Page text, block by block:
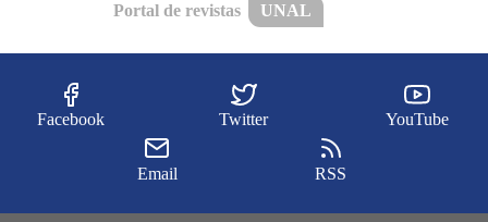
Portal de revistas UNAL
Facebook Twitter YouTube
Email RSS